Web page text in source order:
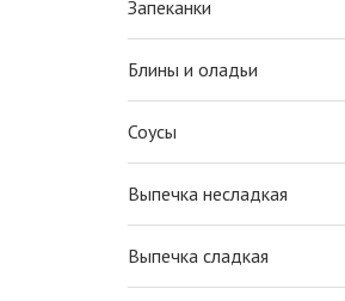
Запеканки
Блины и оладьи
Соусы
Выпечка несладкая
Выпечка сладкая